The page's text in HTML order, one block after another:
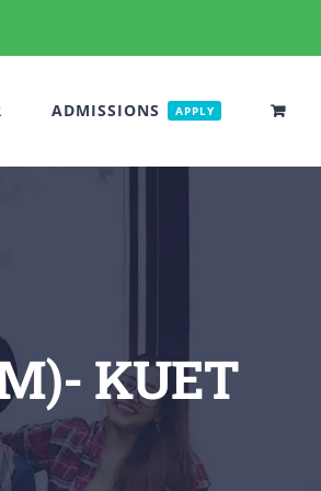
ADMISSIONS APPLY
KUET